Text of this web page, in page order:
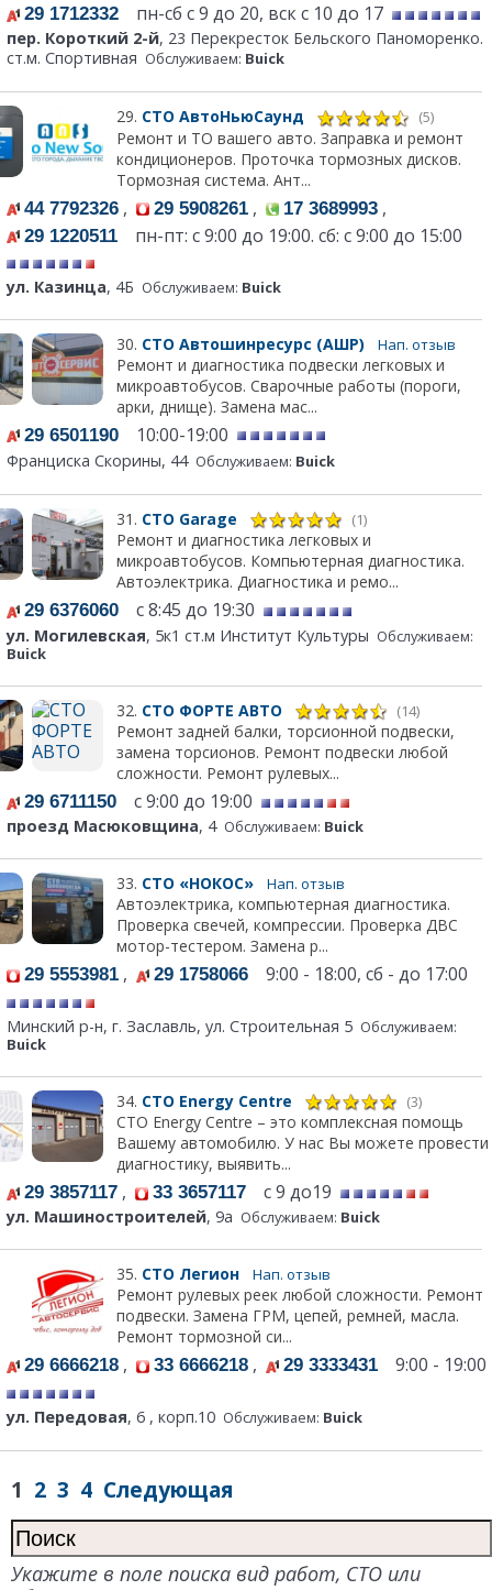
29 1712332 пн-сб с 9 до 20, вск с 10 до 17
пер. Короткий 2-й, 23 Перекресток Бельского Паноморенко.
ст.м. Спортивная Обслуживаем: Buick
29. СТО АвтоНьюСаунд (5)
Ремонт и ТО вашего авто. Заправка и ремонт
кондиционеров. Проточка тормозных дисков.
Тормозная система. Ант...
44 7792326 , 29 5908261 , 17 3689993 ,
29 1220511 пн-пт: с 9:00 до 19:00. сб: с 9:00 до 15:00
ул. Казинца, 4Б Обслуживаем: Buick
30. СТО Автошинресурс (АШР) Нап. отзыв
Ремонт и диагностика подвески легковых и
микроавтобусов. Сварочные работы (пороги,
арки, днище). Замена мас...
29 6501190 10:00-19:00
Франциска Скорины, 44 Обслуживаем: Buick
31. СТО Garage (1)
Ремонт и диагностика легковых и
микроавтобусов. Компьютерная диагностика.
Автоэлектрика. Диагностика и ремо...
29 6376060 с 8:45 до 19:30
ул. Могилевская, 5к1 ст.м Институт Культуры Обслуживаем:
Buick
32. СТО ФОРТЕ АВТО (14)
Ремонт задней балки, торсионной подвески,
замена торсионов. Ремонт подвески любой
сложности. Ремонт рулевых...
29 6711150 с 9:00 до 19:00
проезд Масюковщина, 4 Обслуживаем: Buick
33. СТО «НОКОС» Нап. отзыв
Автоэлектрика, компьютерная диагностика.
Проверка свечей, компрессии. Проверка ДВС
мотор-тестером. Замена р...
29 5553981 , 29 1758066 9:00 - 18:00, сб - до 17:00
Минский р-н, г. Заславль, ул. Строительная 5 Обслуживаем:
Buick
34. СТО Energy Centre (3)
СТО Energy Centre – это комплексная помощь
Вашему автомобилю. У нас Вы можете провести
диагностику, выявить...
29 3857117 , 33 3657117 с 9 до19
ул. Машиностроителей, 9а Обслуживаем: Buick
35. СТО Легион Нап. отзыв
Ремонт рулевых реек любой сложности. Ремонт
подвески. Замена ГРМ, цепей, ремней, масла.
Ремонт тормозной си...
29 6666218 , 33 6666218 , 29 3333431 9:00 - 19:00
ул. Передовая, 6 , корп.10 Обслуживаем: Buick
1 2 3 4 Следующая
Укажите в поле поиска вид работ, СТО или